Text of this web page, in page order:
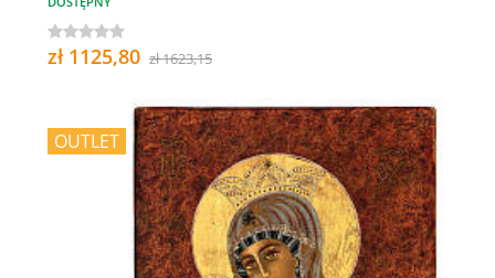
zł 1125,80 zł 1623,15
OUTLET